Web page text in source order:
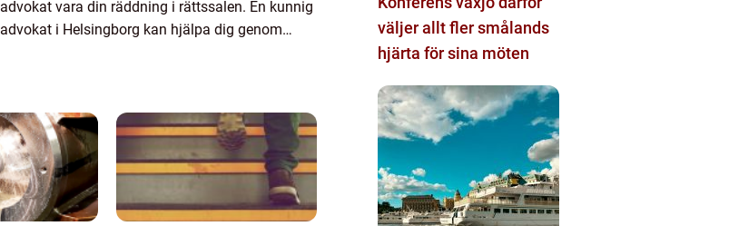
advokat vara din räddning i rättssalen. En kunnig
advokat i Helsingborg kan hjälpa dig genom
väljer allt fler smålands
hjärta för sina möten